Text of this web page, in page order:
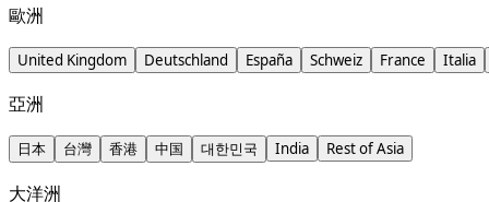
歐洲
United Kingdom Deutschland España Schweiz France Italia
亞洲
日本 台灣 香港 中国 대한민국 India Rest of Asia
大洋洲